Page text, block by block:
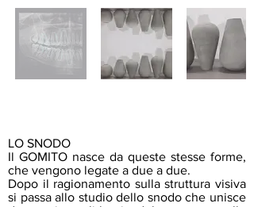
LO SNODO
Il GOMITO nasce da queste stesse forme,
che vengono legate a due a due.
Dopo il ragionamento sulla struttura visiva
si passa allo studio dello snodo che unisce